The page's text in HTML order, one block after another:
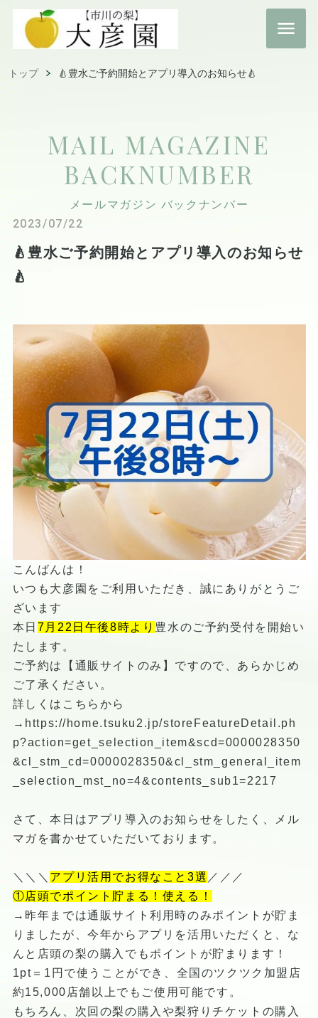
トップ 🍐豊水ご予約開始とアプリ導入のお知らせ🍐
MAIL MAGAZINE
BACKNUMBER
メールマガジン バックナンバー
2023/07/22
🍐豊水ご予約開始とアプリ導入のお知らせ
🍐
こんばんは！
いつも大彦園をご利用いただき、誠にありがとうご
ざいます
本日 7月22日午後8時より 豊水のご予約受付を開始い
たします。
ご予約は【通販サイトのみ】ですので、あらかじめ
ご了承ください。
詳しくはこちらから
→https://home.tsuku2.jp/storeFeatureDetail.ph
p?action=get_selection_item&scd=0000028350
&cl_stm_cd=0000028350&cl_stm_general_item
_selection_mst_no=4&contents_sub1=2217
さて、本日はアプリ導入のお知らせをしたく、メル
マガを書かせていただいております。
＼＼＼ アプリ活用でお得なこと3選 ／／／
①店頭でポイント貯まる！使える！
→昨年までは通販サイト利用時のみポイントが貯ま
りましたが、今年からアプリを活用いただくと、な
んと店頭の梨の購入でもポイントが貯まります！
1pt＝1円で使うことができ、全国のツクツク加盟店
約15,000店舗以上でもご使用可能です。
もちろん、次回の梨の購入や梨狩りチケットの購入